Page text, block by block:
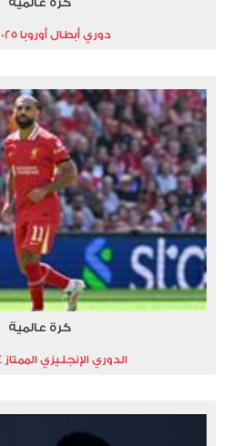
دوري أبطال أوروبا 2024/2025
كرة عالمية
الدوري الإنجليزي الممتاز 2024-2025